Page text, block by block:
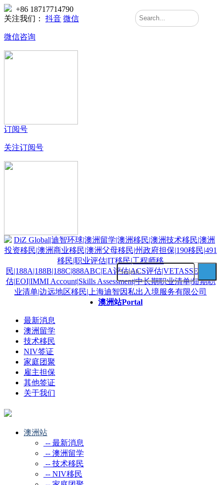
+86 18717714790
关注我们：
抖音 微信
微信咨询
订阅号
关注订阅号
澳洲站Portal
最新消息
澳洲留学
技术移民
NIV签证
家庭团聚
雇主担保
其他签证
关于我们
澳洲站
-- 最新消息
-- 澳洲留学
-- 技术移民
-- NIV移民